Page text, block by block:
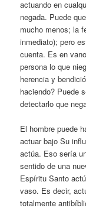
actuando en
negada. Puede
mucho menos; la
inmediato); pero
cuenta. Es en
persona lo que
herencia y
haciendo? Puede
detectarlo que
El hombre puede
actuar bajo Su
actúa. Eso sería
sentido de una
Espíritu Santo
vaso. Es decir,
totalmente